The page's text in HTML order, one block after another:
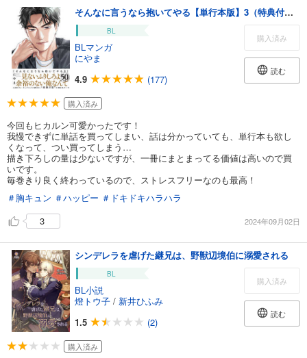
そんなに言うなら抱いてやる【単行本版】3（特典付き）
BL
BLマンガ
にやま
4.9
(177)
購入済み
読む
購入済み
今回もヒカルン可愛かったです！
我慢できずに単話を買ってしまい、話は分かっていても、単行本も欲し
くなって、つい買ってしまう…
描き下ろしの量は少ないですが、一冊にまとまってる価値は高いので買
いです。
毎巻きり良く終わっているので、ストレスフリーなのも最高！
＃胸キュン ＃ハッピー ＃ドキドキハラハラ
3
2024年09月02日
シンデレラを虐げた継兄は、野獣辺境伯に溺愛される
BL
BL小説
燈トウ子 / 新井ひふみ
1.5
(2)
購入済み
読む
購入済み